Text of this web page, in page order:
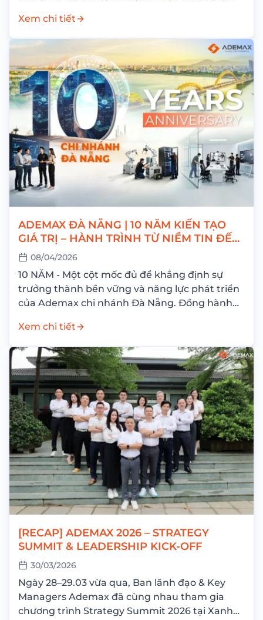
Xem chi tiết
ADEMAX ĐÀ NẴNG | 10 NĂM KIẾN TẠO
GIÁ TRỊ – HÀNH TRÌNH TỪ NIỀM TIN ĐẾN
THÀNH CÔNG
08/04/2026
10 NĂM - Một cột mốc đủ để khẳng định sự
trưởng thành bền vững và năng lực phát triển
của Ademax chi nhánh Đà Nẵng. Đồng hành
Xem chi tiết
[RECAP] ADEMAX 2026 – STRATEGY
SUMMIT & LEADERSHIP KICK-OFF
30/03/2026
Ngày 28–29.03 vừa qua, Ban lãnh đạo & Key
Managers Ademax đã cùng nhau tham gia
chương trình Strategy Summit 2026 tại Xanh